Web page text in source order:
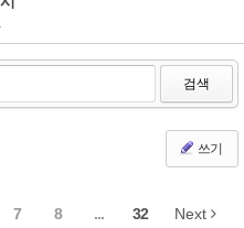
검색
쓰기
7 8 ... 32 Next